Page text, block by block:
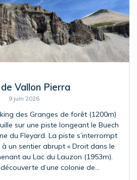
Vallon Pierra
9 juin 2026
des Granges de forêt (1200m)
sur une piste longeant le Buech
du Fleyard. La piste s’interrompt
un sentier abrupt « Droit dans le
au Lac du Lauzon (1953m).
d’une colonie de…